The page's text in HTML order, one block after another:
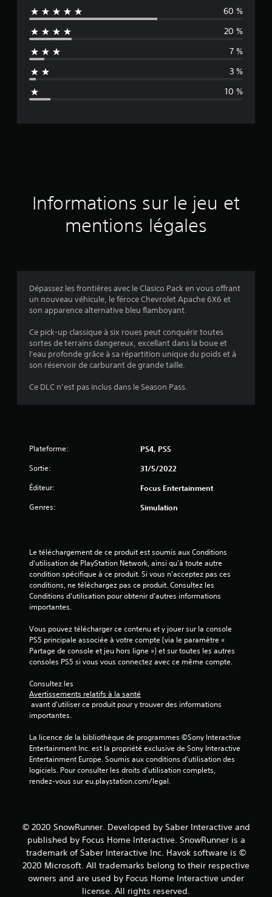
y
e
n
n
d
a
s
4
.
7
e
s
u
r
5
0
i
s
)
60 %
20 %
7 %
3 %
10 %
Informations sur le jeu et
mentions légales
Dépassez les frontières avec le Clasico Pack en vous offrant
un nouveau véhicule, le féroce Chevrolet Apache 6X6 et
son apparence alternative bleu flamboyant.
Ce pick-up classique à six roues peut conquérir toutes
sortes de terrains dangereux, excellant dans la boue et
l'eau profonde grâce à sa répartition unique du poids et à
son réservoir de carburant de grande taille.
Ce DLC n’est pas inclus dans le Season Pass.
Plateforme: PS4, PS5
Sortie: 31/5/2022
Éditeur: Focus Entertainment
Genres: Simulation
Le téléchargement de ce produit est soumis aux Conditions
d'utilisation de PlayStation Network, ainsi qu'à toute autre
condition spécifique à ce produit. Si vous n'acceptez pas ces
conditions, ne téléchargez pas ce produit. Consultez les
Conditions d'utilisation pour obtenir d'autres informations
importantes.
Vous pouvez télécharger ce contenu et y jouer sur la console
PS5 principale associée à votre compte (via le paramètre «
Partage de console et jeu hors ligne ») et sur toutes les autres
consoles PS5 si vous vous connectez avec ce même compte.
Consultez les
Avertissements relatifs à la santé
importantes.
La licence de la bibliothèque de programmes ©Sony Interactive
Entertainment Inc. est la propriété exclusive de Sony Interactive
Entertainment Europe. Soumis aux conditions d’utilisation des
logiciels. Pour consulter les droits d’utilisation complets,
rendez-vous sur eu.playstation.com/legal.
© 2020 SnowRunner. Developed by Saber Interactive and
published by Focus Home Interactive. SnowRunner is a
trademark of Saber Interactive Inc. Havok software is ©
2020 Microsoft. All trademarks belong to their respective
owners and are used by Focus Home Interactive under
license. All rights reserved.